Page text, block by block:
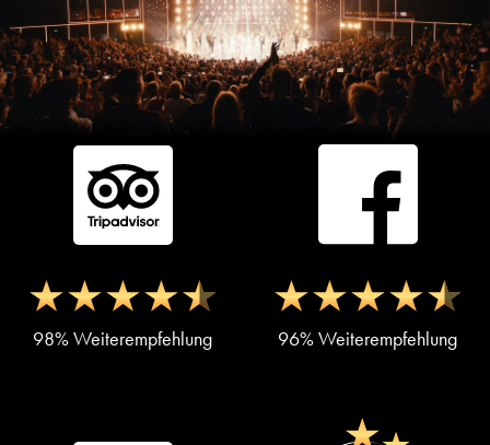
98% Weiterempfehlung 96% Weiterempfehlung